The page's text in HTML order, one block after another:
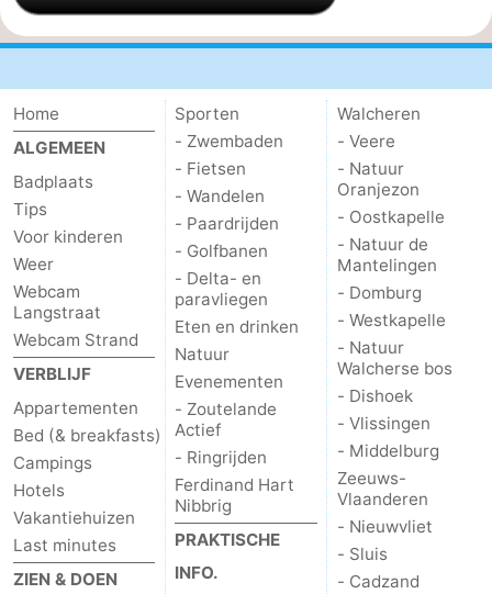
Home
ALGEMEEN
Badplaats
Tips
Voor kinderen
Weer
Webcam
Langstraat
Webcam Strand
VERBLIJF
Appartementen
Bed (& breakfasts)
Campings
Hotels
Vakantiehuizen
Last minutes
ZIEN & DOEN
Sporten
- Zwembaden
- Fietsen
- Wandelen
- Paardrijden
- Golfbanen
- Delta- en
paravliegen
Eten en drinken
Natuur
Evenementen
- Zoutelande
Actief
- Ringrijden
Ferdinand Hart
Nibbrig
PRAKTISCHE
INFO.
Walcheren
- Veere
- Natuur
Oranjezon
- Oostkapelle
- Natuur de
Mantelingen
- Domburg
- Westkapelle
- Natuur
Walcherse bos
- Dishoek
- Vlissingen
- Middelburg
Zeeuws-
Vlaanderen
- Nieuwvliet
- Sluis
- Cadzand